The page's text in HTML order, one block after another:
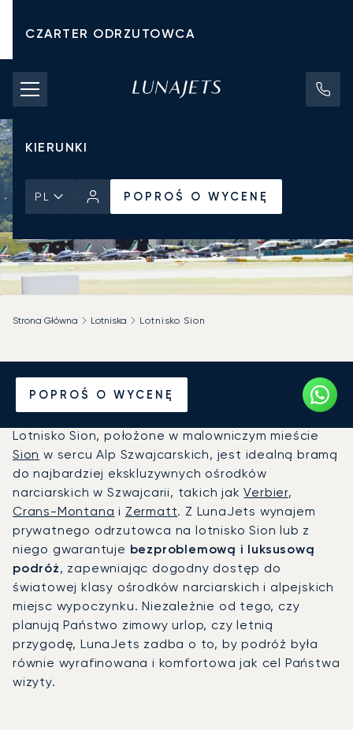
CZARTER ODRZUTOWCA
KOSZTY CZARTERU
PRYWATNE ODRZUTOWCE
KIERUNKI
PL POPROŚ O WYCENĘ
POPROŚ O WYCENĘ
Strona Główna Lotniska Lotnisko Sion
Prywatny odrzutowiec na
Lotnisko Sion (SIR)
Lotnisko Sion, położone w malowniczym mieście
Sion w sercu Alp Szwajcarskich, jest idealną bramą
do najbardziej ekskluzywnych ośrodków
narciarskich w Szwajcarii, takich jakVerbier,
Crans-Montana i Zermatt. Z LunaJets wynajem
prywatnego odrzutowca na lotnisko Sion lub z
niego gwarantuje bezproblemową i luksusową
podróż, zapewniając dogodny dostęp do
światowej klasy ośrodków narciarskich i alpejskich
miejsc wypoczynku. Niezależnie od tego, czy
planują Państwo zimowy urlop, czy letnią
przygodę, LunaJets zadba o to, by podróż była
równie wyrafinowana i komfortowa jak cel Państwa
wizyty.